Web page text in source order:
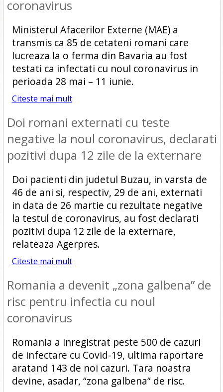
coronavirus
Ministerul Afacerilor Externe (MAE) a
transmis ca 85 de cetateni romani care
lucreaza la o ferma din Bavaria au fost
testati ca infectati cu noul coronavirus in
perioada 28 mai – 11 iunie.
Citeste mai mult
Doi romani externati cu teste
negative la noul coronavirus, declarati
pozitivi dupa 12 zile de la externare
Doi pacienti din judetul Buzau, in varsta de
46 de ani si, respectiv, 29 de ani, externati
in data de 26 martie cu rezultate negative
la testul de coronavirus, au fost declarati
pozitivi dupa 12 zile de la externare,
relateaza Agerpres.
Citeste mai mult
Romania a devenit „zona galbena” de
risc pentru infectia cu noul
coronavirus
Romania a inregistrat peste 500 de cazuri
de infectare cu Covid-19, ultima raportare
aratand 143 de noi cazuri. Tara noastra
devine, asadar, “zona galbena” de risc.